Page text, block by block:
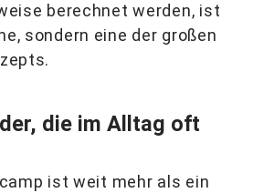
berechnet werden, ist
sondern eine der großen
die im Alltag oft
ist weit mehr als ein